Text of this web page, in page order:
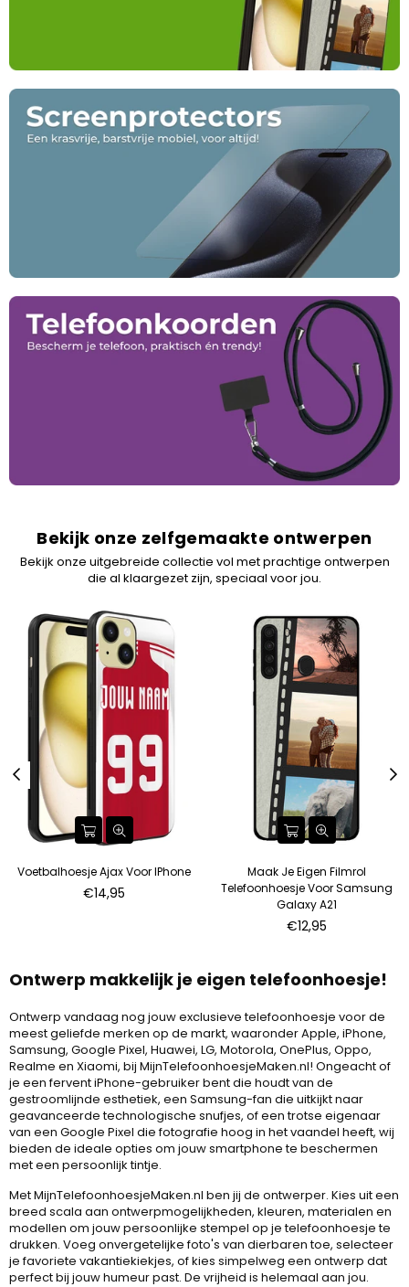
Bekijk onze zelfgemaakte ontwerpen
Bekijk onze uitgebreide collectie vol met prachtige ontwerpen
die al klaargezet zijn, speciaal voor jou.
Voetbalhoesje Ajax Voor IPhone
€14,95
Maak Je Eigen Filmrol
Telefoonhoesje Voor Samsung
Galaxy A21
Normale
€12,95
Ontwerp makkelijk je eigen telefoonhoesje!
Ontwerp vandaag nog jouw exclusieve telefoonhoesje voor de
meest geliefde merken op de markt, waaronder Apple, iPhone,
Samsung, Google Pixel, Huawei, LG, Motorola, OnePlus, Oppo,
Realme en Xiaomi, bij MijnTelefoonhoesjeMaken.nl! Ongeacht of
je een fervent iPhone-gebruiker bent die houdt van de
gestroomlijnde esthetiek, een Samsung-fan die uitkijkt naar
geavanceerde technologische snufjes, of een trotse eigenaar
van een Google Pixel die fotografie hoog in het vaandel heeft, wij
bieden de ideale opties om jouw smartphone te beschermen
met een persoonlijk tintje.
Met MijnTelefoonhoesjeMaken.nl ben jij de ontwerper. Kies uit een
breed scala aan ontwerpmogelijkheden, kleuren, materialen en
modellen om jouw persoonlijke stempel op je telefoonhoesje te
drukken. Voeg onvergetelijke foto's van dierbaren toe, selecteer
je favoriete vakantiekiekjes, of kies simpelweg een ontwerp dat
perfect bij jouw humeur past. De vrijheid is helemaal aan jou.